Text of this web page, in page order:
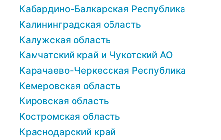
Кабардино-Балкарская Республика
Калининградская область
Калужская область
Камчатский край и Чукотский АО
Карачаево-Черкесская Республика
Кемеровская область
Кировская область
Костромская область
Краснодарский край